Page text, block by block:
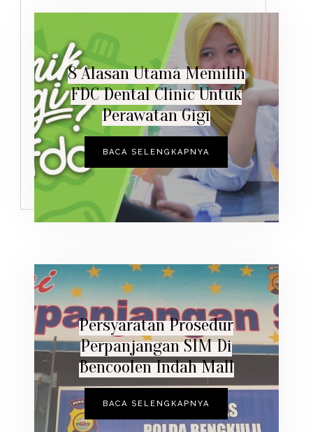
8 Alasan Utama Memilih
FDC Dental Clinic Untuk
Perawatan Gigi
BACA SELENGKAPNYA
Persyaratan Prosedur
Perpanjangan SIM Di
Bencoolen Indah Mall
BACA SELENGKAPNYA